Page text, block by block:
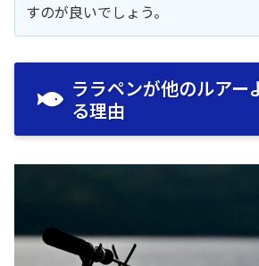
すのが良いでしょう。
ララペンが他のルアー
る理由